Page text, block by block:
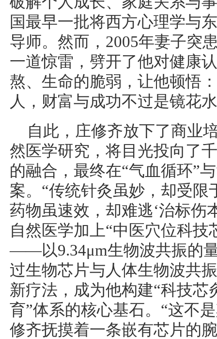
国最早一批将西方心理学与
导师。然而，2005年妻子突
一道惊雷，劈开了他对健康
熬、生命的脆弱，让他顿悟
人，财富与成功不过是镜花
自此，庄修齐放下了商业
然医学研究，将目光投向了
的融合，最终在“气血循环”
案。“传统针灸虽妙，却受限
药物虽速效，却难逃‘治标伤
自然医学加上“中医穴位科技
——以9.34μm生物波共振的
过生物芯片与人体生物波共
新疗法，成为他构建“科技芯
育”体系的核心基石。“这不
修齐抚摸着一条嵌有芯片的